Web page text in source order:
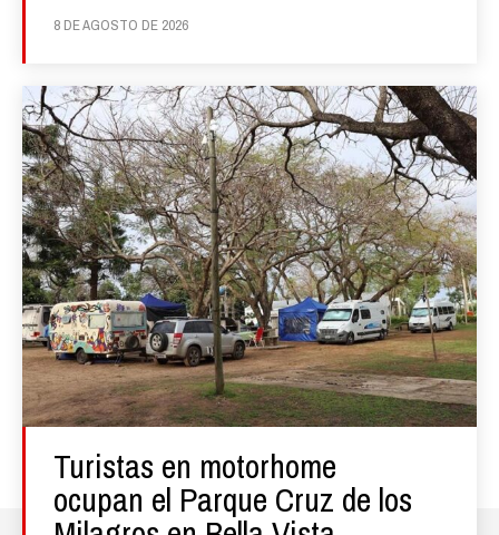
8 DE AGOSTO DE 2026
Turistas en motorhome
ocupan el Parque Cruz de los